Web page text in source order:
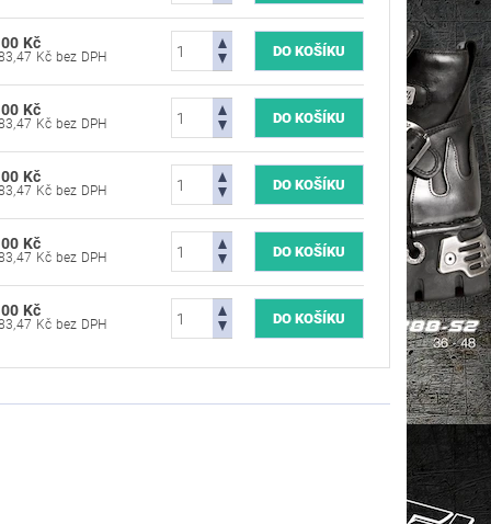
Kč
11 983,47 Kč bez DPH
Kč
11 983,47 Kč bez DPH
Kč
11 983,47 Kč bez DPH
Kč
11 983,47 Kč bez DPH
Kč
11 983,47 Kč bez DPH